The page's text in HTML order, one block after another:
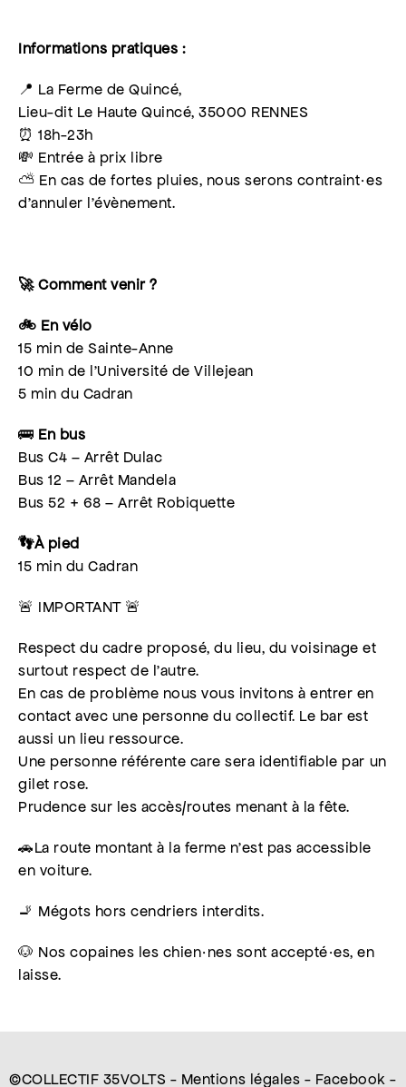
Informations pratiques :
📍 La Ferme de Quincé,
Lieu-dit Le Haute Quincé, 35000 RENNES
⏰ 18h-23h
💸 Entrée à prix libre
⛅️ En cas de fortes pluies, nous serons contraint·es
d’annuler l’évènement.
🚀 Comment venir ?
🚲 En vélo
15 min de Sainte-Anne
10 min de l’Université de Villejean
5 min du Cadran
🚌 En bus
Bus C4 – Arrêt Dulac
Bus 12 – Arrêt Mandela
Bus 52 + 68 – Arrêt Robiquette
👣À pied
15 min du Cadran
🚨 IMPORTANT 🚨
Respect du cadre proposé, du lieu, du voisinage et
surtout respect de l’autre.
En cas de problème nous vous invitons à entrer en
contact avec une personne du collectif. Le bar est
aussi un lieu ressource.
Une personne référente care sera identifiable par un
gilet rose.
Prudence sur les accès/routes menant à la fête.
🚗La route montant à la ferme n’est pas accessible
en voiture.
🚬 Mégots hors cendriers interdits.
🐶 Nos copaines les chien·nes sont accepté·es, en
laisse.
©COLLECTIF 35VOLTS - Mentions légales - Facebook -